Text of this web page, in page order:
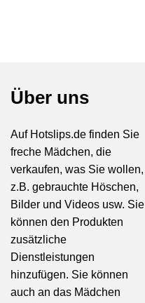
Über uns
Auf Hotslips.de finden Sie
freche Mädchen, die
verkaufen, was Sie wollen,
z.B. gebrauchte Höschen,
Bilder und Videos usw. Sie
können den Produkten
zusätzliche
Dienstleistungen
hinzufügen. Sie können
auch an das Mädchen